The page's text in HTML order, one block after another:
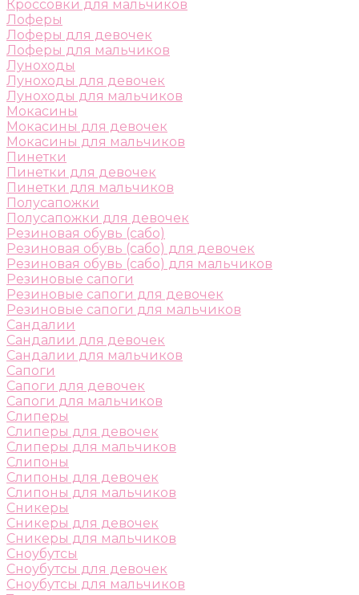
Кроссовки для мальчиков
Лоферы
Лоферы для девочек
Лоферы для мальчиков
Луноходы
Луноходы для девочек
Луноходы для мальчиков
Мокасины
Мокасины для девочек
Мокасины для мальчиков
Пинетки
Пинетки для девочек
Пинетки для мальчиков
Полусапожки
Полусапожки для девочек
Резиновая обувь (сабо)
Резиновая обувь (сабо) для девочек
Резиновая обувь (сабо) для мальчиков
Резиновые сапоги
Резиновые сапоги для девочек
Резиновые сапоги для мальчиков
Сандалии
Сандалии для девочек
Сандалии для мальчиков
Сапоги
Сапоги для девочек
Сапоги для мальчиков
Слиперы
Слиперы для девочек
Слиперы для мальчиков
Слипоны
Слипоны для девочек
Слипоны для мальчиков
Сникеры
Сникеры для девочек
Сникеры для мальчиков
Сноубутсы
Сноубутсы для девочек
Сноубутсы для мальчиков